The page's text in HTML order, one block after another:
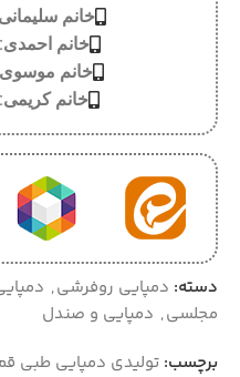
خانم سلیمانی:
خانم احمدی:
خانم موسوی:
خانم کریمی: 09194052176
دسته: دمپایی روفرشی,
مجلسی, دمپایی و صندل
برچسب: تولیدی دمپایی طبی